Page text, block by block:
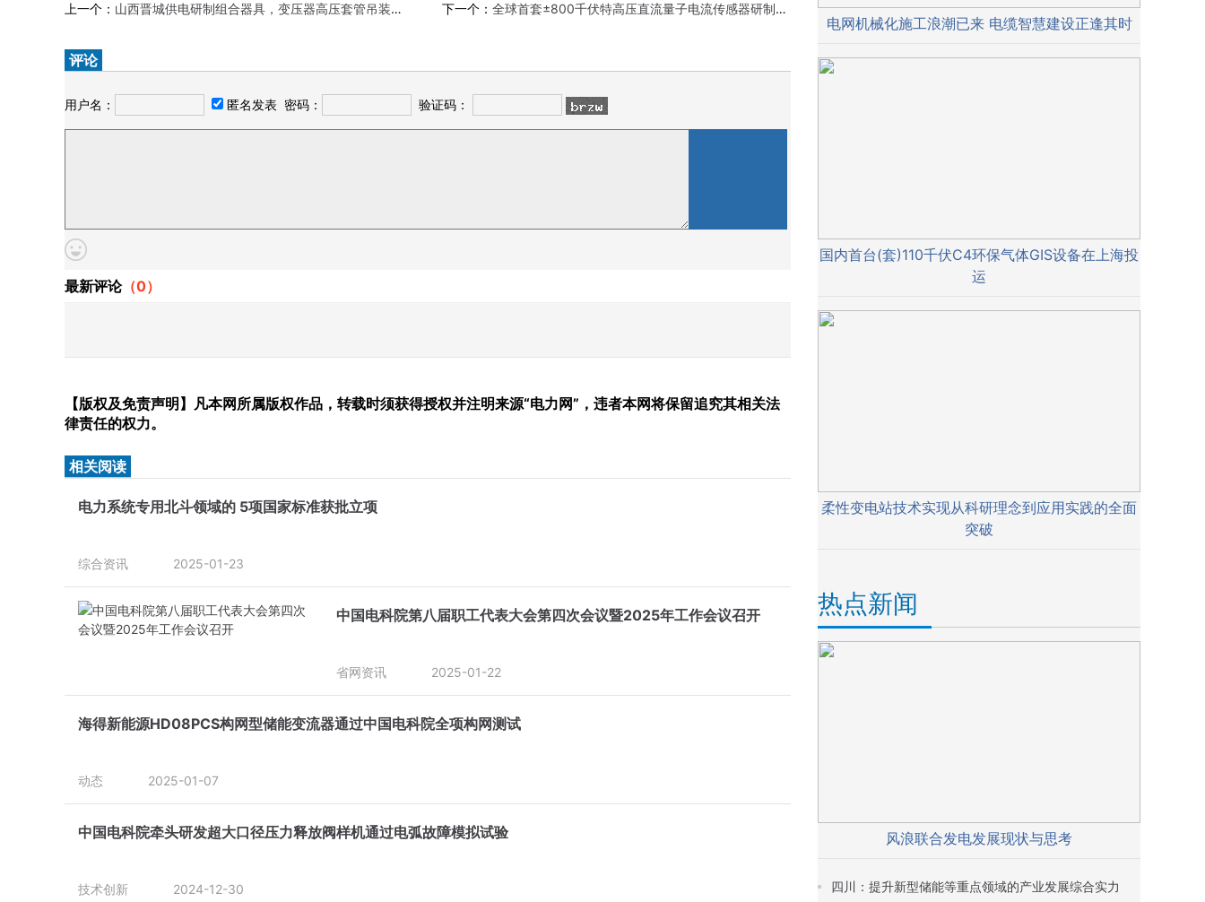
上一个： 山西晋城供电研制组合器具，变压器高压套管吊装无须登高 下一个：全球首套±800千伏特高压直流量子电流传感器研制成功
评论
用户名： 匿名发表 密码： 验证码：
最新评论（0）
【版权及免责声明】凡本网所属版权作品，转载时须获得授权并注明来源“电力网”，违者本网将保留追究其相关法
律责任的权力。
相关阅读
电力系统专用北斗领域的 5项国家标准获批立项
综合资讯 2025-01-23
中国电科院第八届职工代表大会第四次会议暨2025年工作会议召开
省网资讯 2025-01-22
海得新能源HD08PCS构网型储能变流器通过中国电科院全项构网测试
动态 2025-01-07
中国电科院牵头研发超大口径压力释放阀样机通过电弧故障模拟试验
技术创新 2024-12-30
电网机械化施工浪潮已来 电缆智慧建设正逢其时
国内首台(套)110千伏C4环保气体GIS设备在上海投
运
柔性变电站技术实现从科研理念到应用实践的全面
突破
热点新闻
风浪联合发电发展现状与思考
四川：提升新型储能等重点领域的产业发展综合实力